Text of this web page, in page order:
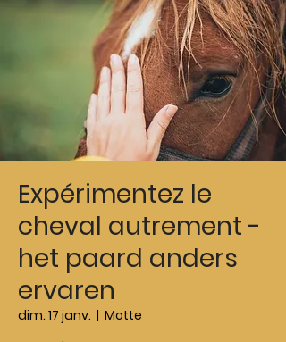
Expérimentez le
cheval autrement -
het paard anders
ervaren
dim. 17 janv.
  |
Motte